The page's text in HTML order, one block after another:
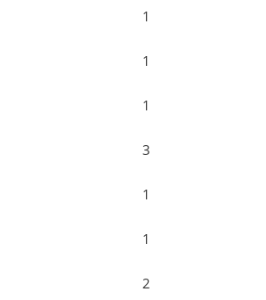
1
1
1
3
1
1
2